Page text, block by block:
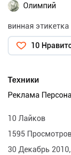
Олимпий
винная этикетка
10
Техники
Реклама
10 Лайков
1595
30 Декабрь